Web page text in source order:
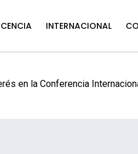
INTERNACIONAL
en la Conferencia